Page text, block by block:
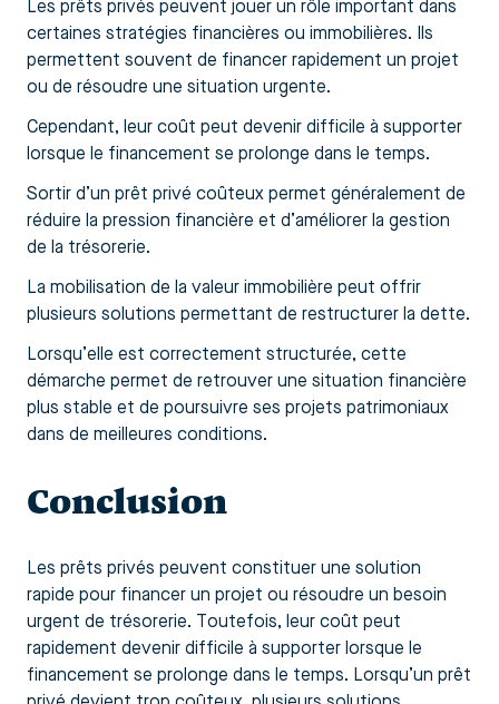
Les prêts privés peuvent jouer un rôle important dans
certaines stratégies financières ou immobilières. Ils
permettent souvent de financer rapidement un projet
ou de résoudre une situation urgente.
Cependant, leur coût peut devenir difficile à supporter
lorsque le financement se prolonge dans le temps.
Sortir d’un prêt privé coûteux permet généralement de
réduire la pression financière et d’améliorer la gestion
de la trésorerie.
La mobilisation de la valeur immobilière peut offrir
plusieurs solutions permettant de restructurer la dette.
Lorsqu’elle est correctement structurée, cette
démarche permet de retrouver une situation financière
plus stable et de poursuivre ses projets patrimoniaux
dans de meilleures conditions.
Conclusion
Les prêts privés peuvent constituer une solution
rapide pour financer un projet ou résoudre un besoin
urgent de trésorerie. Toutefois, leur coût peut
rapidement devenir difficile à supporter lorsque le
financement se prolonge dans le temps. Lorsqu’un prêt